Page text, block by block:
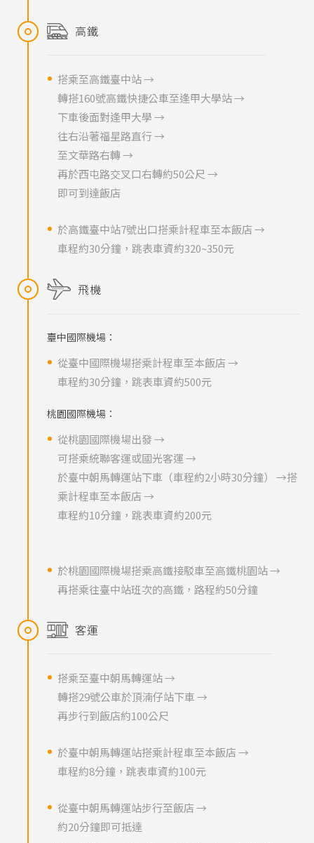
高鐵
搭乘至高鐵臺中站 →
轉搭160號高鐵快捷公車至逢甲大學站 →
下車後面對逢甲大學 →
往右沿著福星路直行 →
至文華路右轉 →
再於西屯路交叉口右轉約50公尺 →
即可到達飯店
於高鐵臺中站7號出口搭乘計程車至本飯店 →
車程約30分鐘，跳表車資約320~350元
飛機
臺中國際機場：
從臺中國際機場搭乘計程車至本飯店 →
車程約30分鐘，跳表車資約500元
桃園國際機場：
從桃園國際機場出發 →
可搭乘統聯客運或國光客運 →
於臺中朝馬轉運站下車（車程約2小時30分鐘） →搭
乘計程車至本飯店 →
車程約10分鐘，跳表車資約200元
於桃園國際機場搭乘高鐵接駁車至高鐵桃園站 →
再搭乘往臺中站班次的高鐵，路程約50分鐘
客運
搭乘至臺中朝馬轉運站 →
轉搭29號公車於頂湳仔站下車 →
再步行到飯店約100公尺
於臺中朝馬轉運站搭乘計程車至本飯店 →
車程約8分鐘，跳表車資約100元
從臺中朝馬轉運站步行至飯店 →
約20分鐘即可抵達